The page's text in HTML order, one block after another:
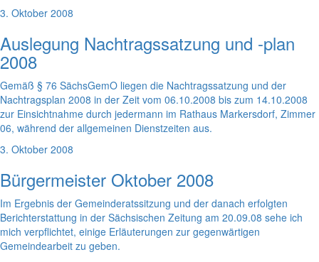
3. Oktober 2008
Auslegung Nachtragssatzung und -plan
2008
Gemäß § 76 SächsGemO liegen die Nachtragssatzung und der
Nachtragsplan 2008 in der Zeit vom 06.10.2008 bis zum 14.10.2008
zur Einsichtnahme durch jedermann im Rathaus Markersdorf, Zimmer
06, während der allgemeinen Dienstzeiten aus.
3. Oktober 2008
Bürgermeister Oktober 2008
Im Ergebnis der Gemeinderatssitzung und der danach erfolgten
Berichterstattung in der Sächsischen Zeitung am 20.09.08 sehe ich
mich verpflichtet, einige Erläuterungen zur gegenwärtigen
Gemeindearbeit zu geben.